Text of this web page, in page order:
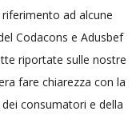
riferimento ad alcune
Codacons e Adusbef
riportate sulle nostre
fare chiarezza con la
consumatori e della